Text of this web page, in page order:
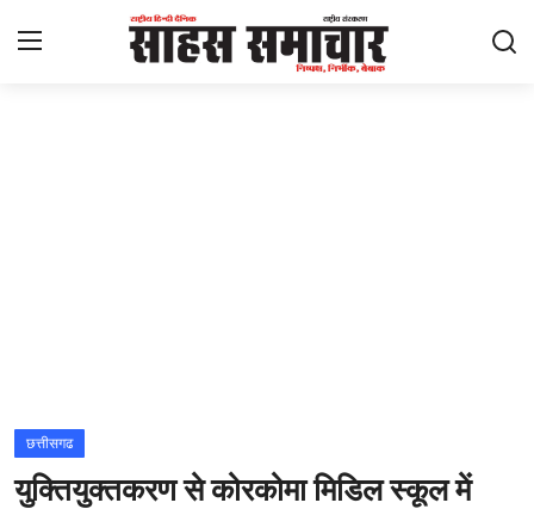
राज्य
अंतराष्ट्रीय
छत्तीसगढ
युक्तियुक्तकरण से कोरकोमा मिडिल स्कूल में